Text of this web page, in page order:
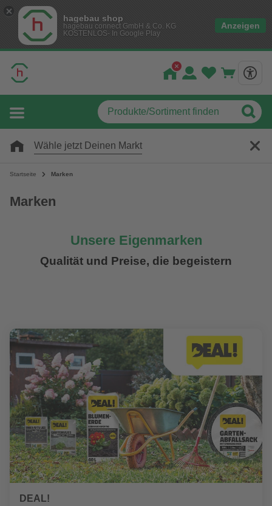
hagebau shop
hagebau connect GmbH & Co. KG
KOSTENLOS- In Google Play
Anzeigen
Wähle jetzt Deinen Markt
Startseite Marken
Marken
Unsere Eigenmarken
Qualität und Preise, die begeistern
DEAL!